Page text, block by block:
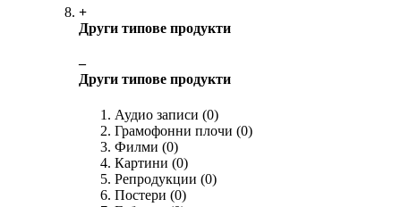
+
Други типове продукти
‒
Други типове продукти
Аудио записи (0)
Грамофонни плочи (0)
Филми (0)
Картини (0)
Репродукции (0)
Постери (0)